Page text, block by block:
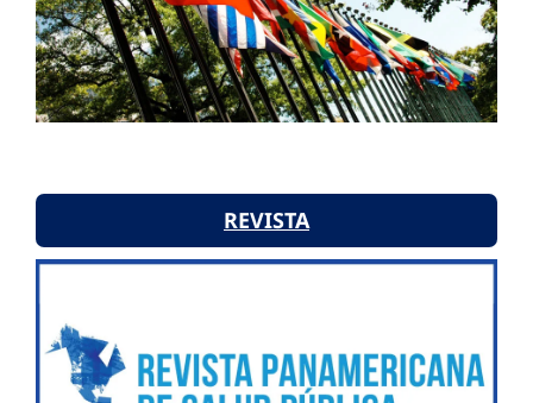
REVISTA